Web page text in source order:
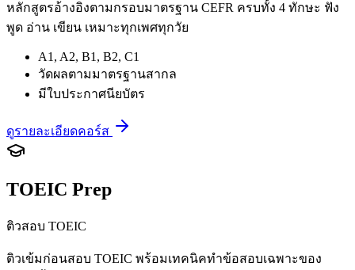
หลักสูตรอ้างอิงตามกรอบมาตรฐาน CEFR ครบทั้ง 4 ทักษะ ฟัง
พูด อ่าน เขียน เหมาะทุกเพศทุกวัย
A1, A2, B1, B2, C1
วัดผลตามมาตรฐานสากล
มีใบประกาศนียบัตร
ดูรายละเอียดคอร์ส
TOEIC Prep
ติวสอบ TOEIC
ติวเข้มก่อนสอบ TOEIC พร้อมเทคนิคทำข้อสอบเฉพาะของ